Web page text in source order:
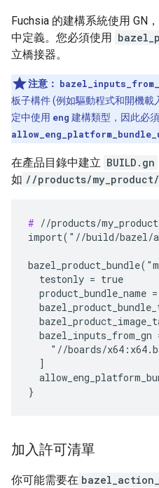
Fuchsia 的建構系統使用 GN
中定義。您必須使用
立橋接器。
注意：
板子構件 (例如驅動程式和開機
定中使用 eng 建構類型，因此必
在產品目錄中建立 BUILD.gn
如 //products/my_product/
# //products/
import("//build/bazel/
  testonly = true
product_bundle_name
bazel_inputs_from_gn
"//boards/
  ]
加入許可清單
你可能需要在